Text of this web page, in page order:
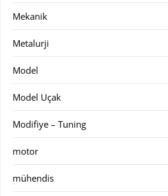
Mekanik
Metalurji
Model
Model Uçak
Modifiye – Tuning
motor
mühendis